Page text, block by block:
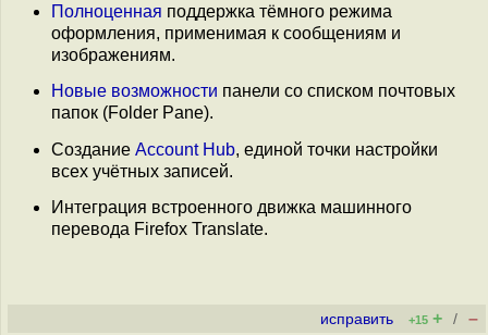
Полноценная поддержка тёмного режима
оформления, применимая к сообщениям и
изображениям.
Новые возможности панели со списком почтовых
папок (Folder Pane).
Создание Account Hub, единой точки настройки
всех учётных записей.
Интеграция встроенного движка машинного
перевода Firefox Translate.
исправить +15 + / –